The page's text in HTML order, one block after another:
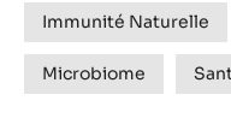
Immunité Naturelle
Microbiome